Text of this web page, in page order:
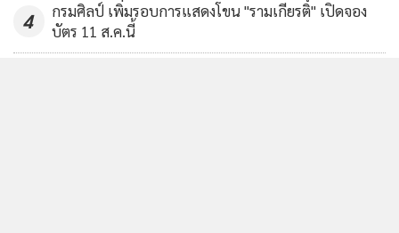
4
กรมศิลป์ เพิ่มรอบการแสดงโขน "รามเกียรติ์" เปิดจอง
บัตร 11 ส.ค.นี้